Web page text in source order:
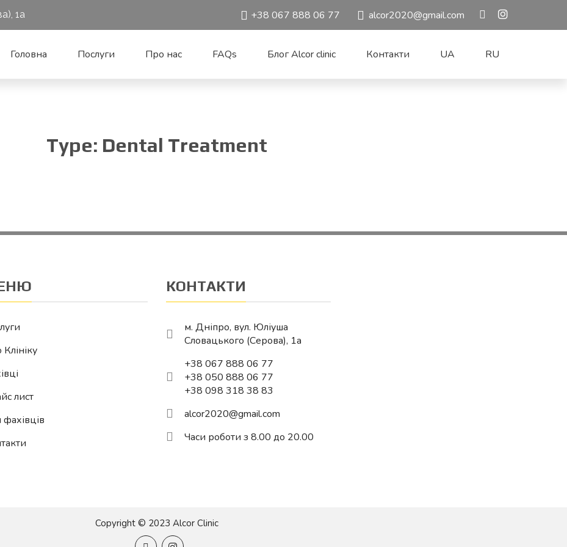
1a +38 067 888 06 77 alcor2020@gmail.com
Головна Послуги Про нас FAQs Блог Alcor clinic Контакти UA RU
Type: Dental Treatment
лист
КОНТАКТИ
м. Дніпро, вул. Юліуша
Словацького (Серова), 1a
+38 067 888 06 77
+38 050 888 06 77
+38 098 318 38 83
alcor2020@gmail.com
Часи роботи з 8.00 до 20.00
Copyright © 2023 Alcor Clinic